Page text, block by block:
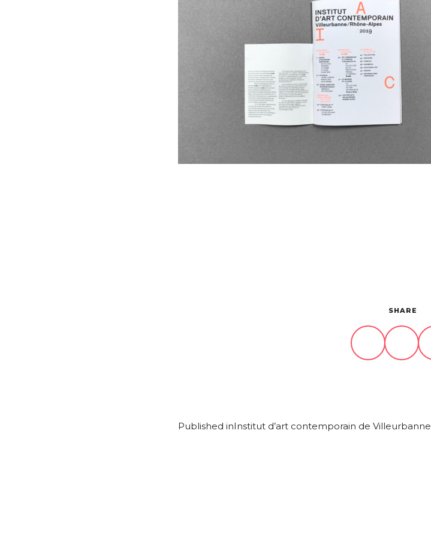
SHARE
Published inInstitut d’art contemporain de Villeurbanne